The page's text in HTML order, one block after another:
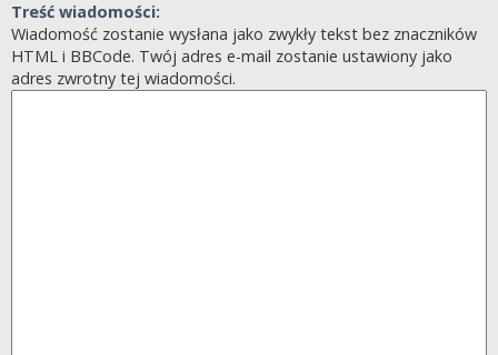
Treść wiadomości:
Wiadomość zostanie wysłana jako zwykły tekst bez znaczników
HTML i BBCode. Twój adres e-mail zostanie ustawiony jako
adres zwrotny tej wiadomości.